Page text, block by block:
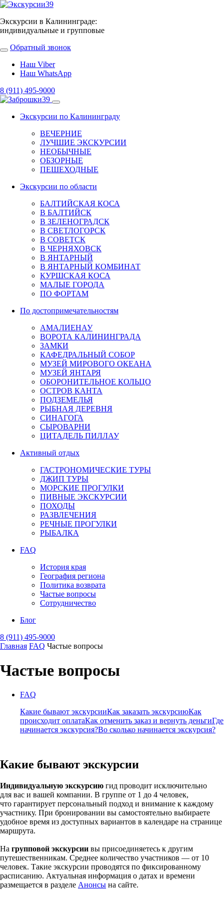
Экскурсии в Калининграде:
индивидуальные и групповые
Обратный звонок
Наш Viber
Наш WhatsApp
8 (911) 495-9000
Экскурсии по Калининграду
ВЕЧЕРНИЕ
ЛУЧШИЕ ЭКСКУРСИИ
НЕОБЫЧНЫЕ
ОБЗОРНЫЕ
ПЕШЕХОДНЫЕ
Экскурсии по области
БАЛТИЙСКАЯ КОСА
В БАЛТИЙСК
В ЗЕЛЕНОГРАДСК
В СВЕТЛОГОРСК
В СОВЕТСК
В ЧЕРНЯХОВСК
В ЯНТАРНЫЙ
В ЯНТАРНЫЙ КОМБИНАТ
КУРШСКАЯ КОСА
МАЛЫЕ ГОРОДА
ПО ФОРТАМ
По достопримечательностям
АМАЛИЕНАУ
ВОРОТА КАЛИНИНГРАДА
ЗАМКИ
КАФЕДРАЛЬНЫЙ СОБОР
МУЗЕЙ МИРОВОГО ОКЕАНА
МУЗЕЙ ЯНТАРЯ
ОБОРОНИТЕЛЬНОЕ КОЛЬЦО
ОСТРОВ КАНТА
ПОДЗЕМЕЛЬЯ
РЫБНАЯ ДЕРЕВНЯ
СИНАГОГА
СЫРОВАРНИ
ЦИТАДЕЛЬ ПИЛЛАУ
Активный отдых
ГАСТРОНОМИЧЕСКИЕ ТУРЫ
ДЖИП ТУРЫ
МОРСКИЕ ПРОГУЛКИ
ПИВНЫЕ ЭКСКУРСИИ
ПОХОДЫ
РАЗВЛЕЧЕНИЯ
РЕЧНЫЕ ПРОГУЛКИ
РЫБАЛКА
FAQ
История края
География региона
Политика возврата
Частые вопросы
Сотрудничество
Блог
8 (911) 495-9000
Главная FAQ Частые вопросы
Частые вопросы
FAQ
Какие бывают экскурсииКак заказать экскурсиюКак
происходит оплатаКак отменить заказ и вернуть деньгиГде
начинается экскурсия?Во сколько начинается экскурсия?
Какие бывают экскурсии
Индивидуальную экскурсию гид проводит исключительно
для вас и вашей компании. В группе от 1 до 4 человек,
что гарантирует персональный подход и внимание к каждому
участнику. При бронировании вы самостоятельно выбираете
удобное время из доступных вариантов в календаре на странице
маршрута.
На групповой экскурсии вы присоединяетесь к другим
путешественникам. Среднее количество участников — от 10
человек. Такие экскурсии проводятся по фиксированному
расписанию. Актуальная информация о датах и времени
размещается в разделе Анонсы на сайте.